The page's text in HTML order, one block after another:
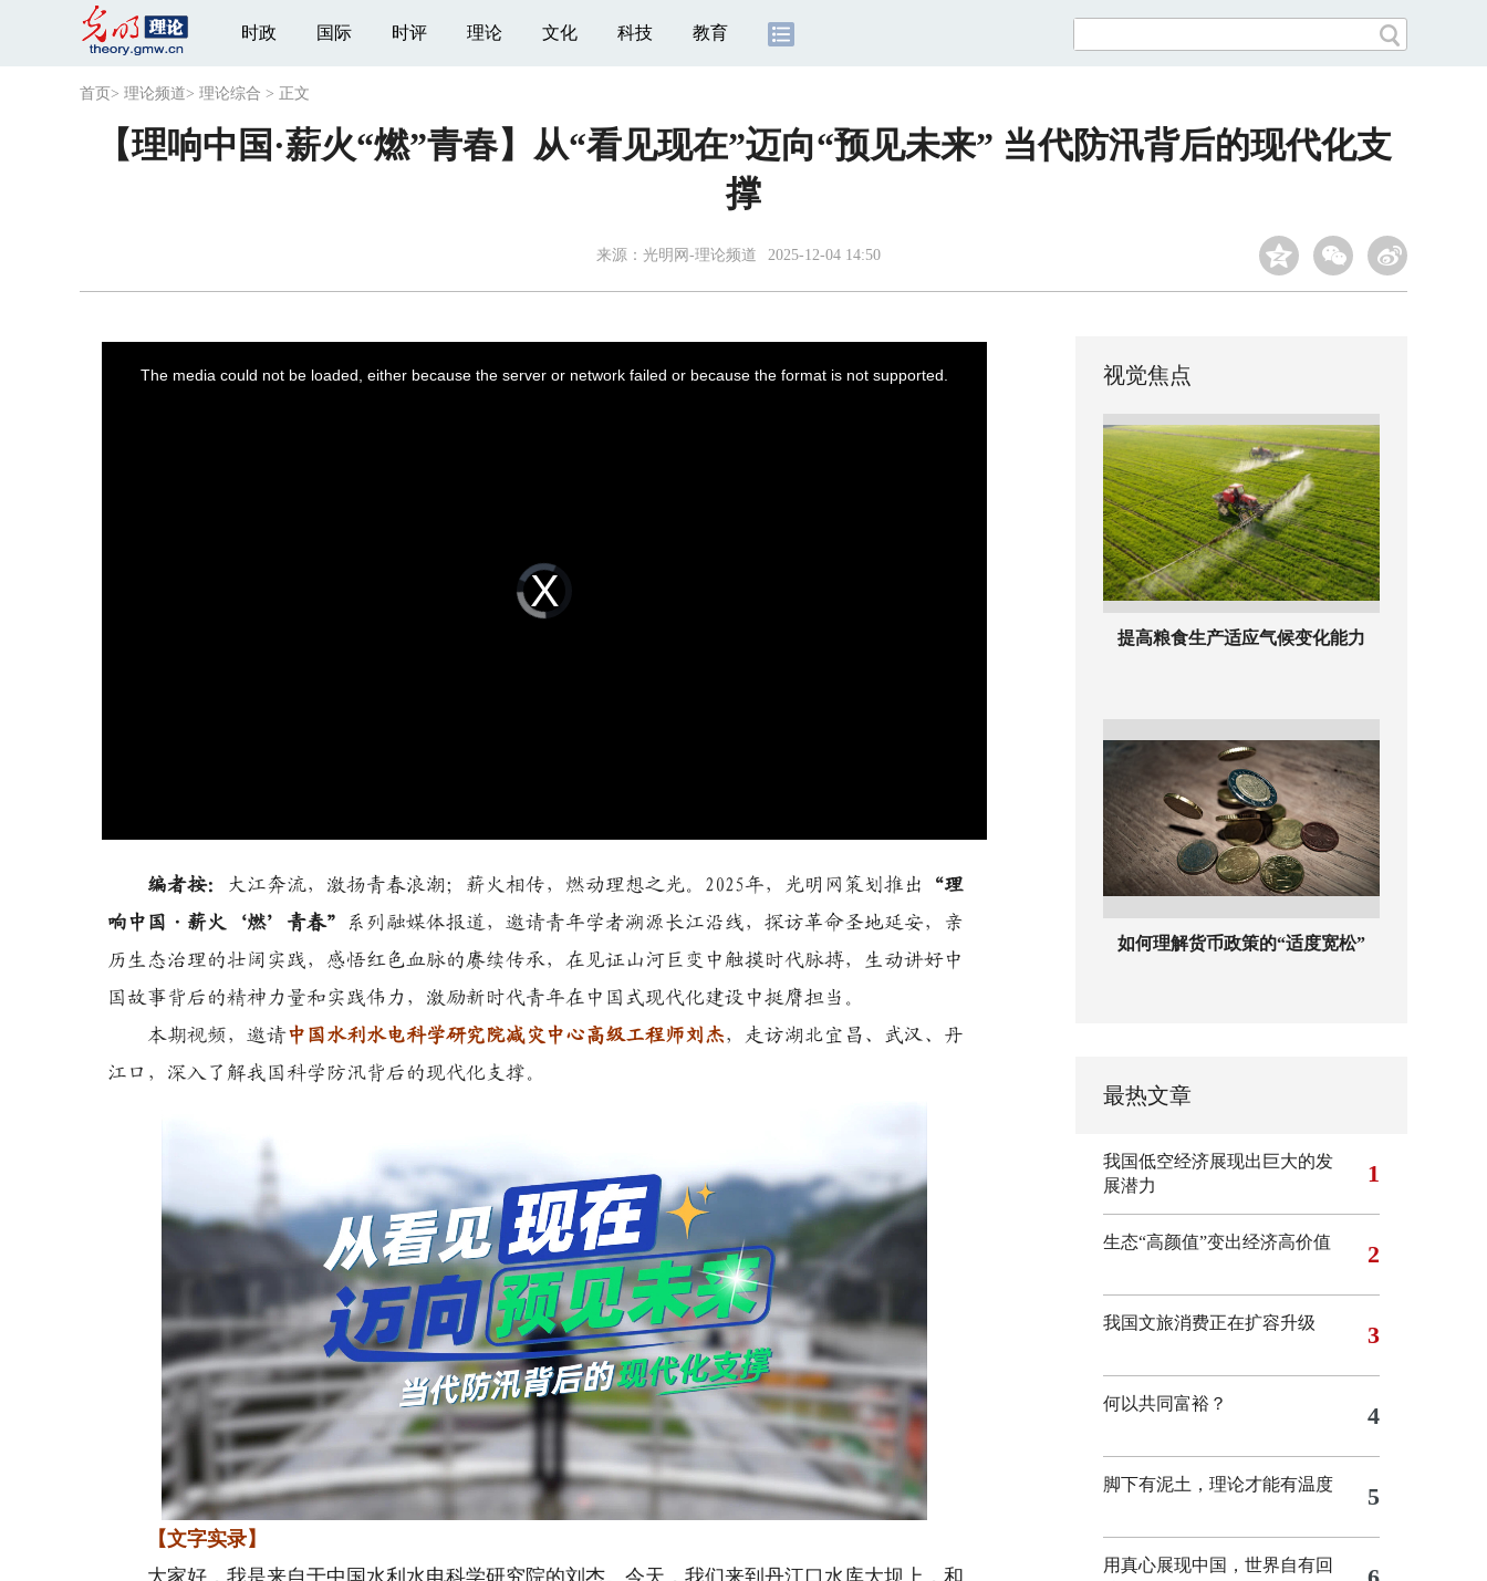
时政 国际 时评 理论 文化 科技 教育
首页 > 理论频道> 理论综合 > 正文
【理响中国·薪火“燃”青春】从“看见现在”迈向“预见未来” 当代防汛背后的现代化支
撑
来源： 光明网-理论频道 2025-12-04 14:50
Video
Player
is
loading.
The media could not be loaded, either because the server or network failed or because the format is not supported.
编者按： 大江奔流，激扬青春浪潮；薪火相传，燃动理想之光。2025年，光明网策划推出
“理
响中国·薪火‘燃’青春”
系列融媒体报道，邀请青年学者溯源长江沿线，探访革命圣地延安，亲
历生态治理的壮阔实践，感悟红色血脉的赓续传承，在见证山河巨变中触摸时代脉搏，生动讲好中
国故事背后的精神力量和实践伟力，激励新时代青年在中国式现代化建设中挺膺担当。
本期视频，邀请中国水利水电科学研究院减灾中心高级工程师刘杰，走访湖北宜昌、武汉、丹
江口，深入了解我国科学防汛背后的现代化支撑。
【文字实录】
大家好，我是来自于中国水利水电科学研究院的刘杰。今天，我们来到丹江口水库大坝上，和
视觉焦点
提高粮食生产适应气候变化能力
如何理解货币政策的“适度宽松”
最热文章
我国低空经济展现出巨大的发
展潜力
1
生态“高颜值”变出经济高价值 2
我国文旅消费正在扩容升级 3
何以共同富裕？ 4
脚下有泥土，理论才能有温度 5
用真心展现中国，世界自有回